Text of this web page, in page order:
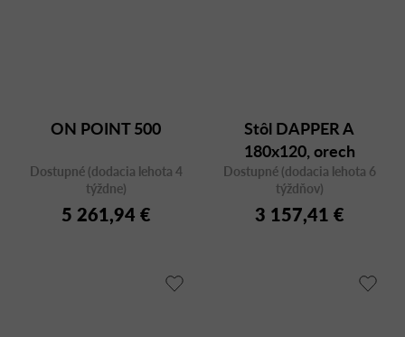
ON POINT 500
Dostupné (dodacia lehota 4
týždne)
5 261,94 €
Stôl DAPPER A
180x120, orech
Dostupné (dodacia lehota 6
týždňov)
3 157,41 €